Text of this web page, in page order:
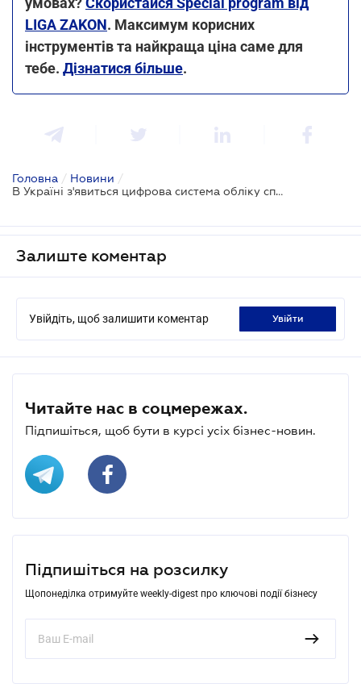
LIGA ZAKON. Максимум корисних
інструментів та найкраща ціна саме для
тебе. Дізнатися більше.
Головна / Новини /
В Україні з'явиться цифрова система обліку споживання газу
Залиште коментар
Увійдіть, щоб залишити коментар увійти
Читайте нас в соцмережах.
Підпишіться, щоб бути в курсі усіх бізнес-новин.
Підпишіться на розсилку
Щопонеділка отримуйте weekly-digest про ключові події бізнесу